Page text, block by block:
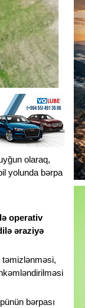
olaraq,
yolunda bərpa
operativ
əraziyə
təmizlənməsi,
bərpası